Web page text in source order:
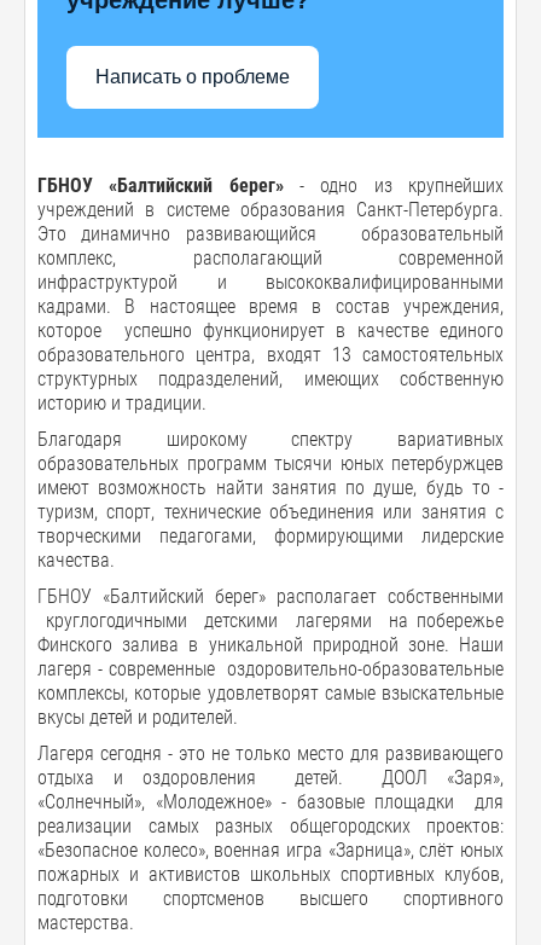
Написать о проблеме
ГБНОУ «Балтийский берег»- одно из крупнейших
учреждений в системе образования Санкт-Петербурга.
Это динамично развивающийся образовательный
комплекс, располагающий современной
инфраструктурой и высококвалифицированными
кадрами. В настоящее время в состав учреждения,
которое успешно функционирует в качестве единого
образовательного центра, входят 13 самостоятельных
структурных подразделений, имеющих собственную
историю и традиции.
Благодаря широкому спектру вариативных
образовательных программ тысячи юных петербуржцев
имеют возможность найти занятия по душе, будь то -
туризм, спорт, технические объединения или занятия с
творческими педагогами, формирующими лидерские
качества.
ГБНОУ «Балтийский берег» располагает собственными
круглогодичными детскими лагерями на побережье
Финского залива в уникальной природной зоне. Наши
лагеря - современные оздоровительно-образовательные
комплексы, которые удовлетворят самые взыскательные
вкусы детей и родителей.
Лагеря сегодня - это не только место для развивающего
отдыха и оздоровления детей. ДООЛ «Заря»,
«Солнечный», «Молодежное» - базовые площадки для
реализации самых разных общегородских проектов:
«Безопасное колесо», военная игра «Зарница», слёт юных
пожарных и активистов школьных спортивных клубов,
подготовки спортсменов высшего спортивного
мастерства.